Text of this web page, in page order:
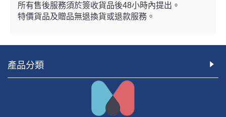
所有售後服務須於簽收貨品後48小時內提出。
特價貨品及贈品無退換貨或退款服務。
產品分類